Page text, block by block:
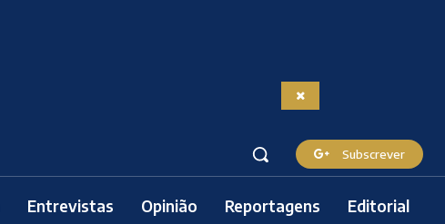
Subscrever
Entrevistas Opinião Reportagens Editorial